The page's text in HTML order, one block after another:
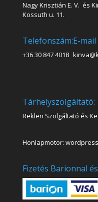
Nagy Krisztián E. V. és
Kossuth u. 11.
Telefonszám:
+36 30 847 4018
E-mail
Tárhelyszolgáltató:
Reklen Szolgáltató és
Honlapmotor:
Fizetés Barionnal